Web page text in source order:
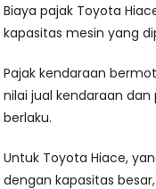
Biaya pajak Toyota
kapasitas mesin yang
Pajak kendaraan
nilai jual kendaraan
berlaku.
Untuk Toyota Hiace,
dengan kapasitas